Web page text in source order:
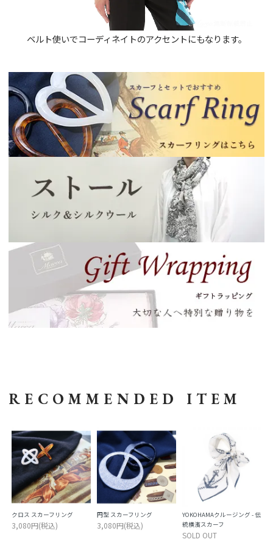
ベルト使いでコーディネイトのアクセントにもなります。
RECOMMENDED ITEM
クロス スカーフリング
3,080円(税込)
円型 スカーフリング
3,080円(税込)
YOKOHAMAクルージング - 伝
統横濱スカーフ
SOLD OUT